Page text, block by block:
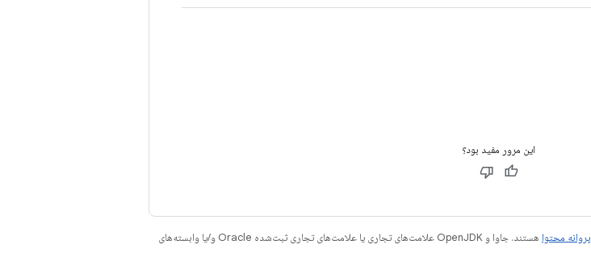
این مرور مفید بود؟
پروانه محتوا
هستند. جاوا و OpenJDK علامت‌های تجاری یا علامت‌های تجاری ثبت‌شده Oracle و/یا وابسته‌های